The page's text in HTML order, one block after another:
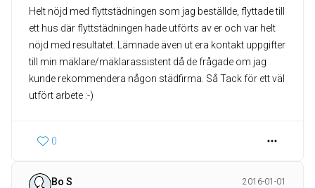
Helt nöjd med flyttstädningen som jag beställde, flyttade till
ett hus där flyttstädningen hade utförts av er och var helt
nöjd med resultatet. Lämnade även ut era kontakt uppgifter
till min mäklare/mäklarassistent då de frågade om jag
kunde rekommendera någon städfirma. Så Tack för ett väl
utfört arbete :-)
0
Bo S
2016-01-01